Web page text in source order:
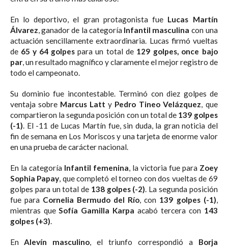
En lo deportivo, el gran protagonista fue Lucas Martín
Álvarez, ganador de la categoría Infantil masculina con una
actuación sencillamente extraordinaria. Lucas firmó vueltas
de 65 y 64 golpes para un total de 129 golpes, once bajo
par, un resultado magnífico y claramente el mejor registro de
todo el campeonato.
Su dominio fue incontestable. Terminó con diez golpes de
ventaja sobre Marcus Latt y Pedro Tineo Velázquez, que
compartieron la segunda posición con un total de 139 golpes
(-1). El -11 de Lucas Martín fue, sin duda, la gran noticia del
fin de semana en Los Moriscos y una tarjeta de enorme valor
en una prueba de carácter nacional.
En la categoría Infantil femenina, la victoria fue para Zoey
Sophia Papay, que completó el torneo con dos vueltas de 69
golpes para un total de 138 golpes (-2). La segunda posición
fue para Cornelia Bermudo del Río, con 139 golpes (-1),
mientras que Sofía Gamilla Karpa acabó tercera con 143
golpes (+3).
En Alevín masculino, el triunfo correspondió a Borja